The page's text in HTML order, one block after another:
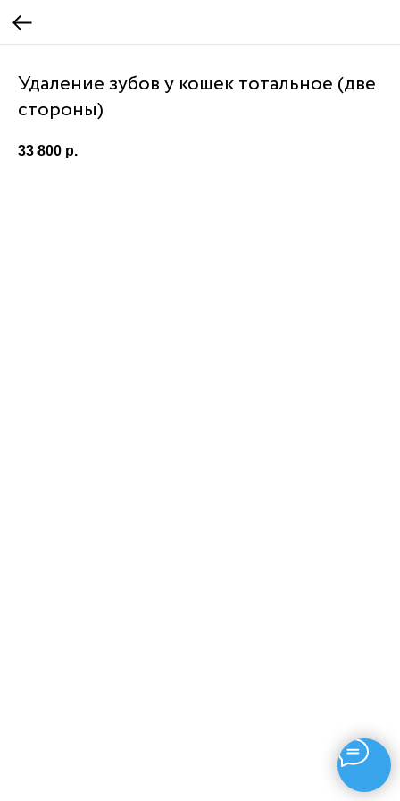
Удаление зубов у кошек тотальное (две
стороны)
33 800 р.